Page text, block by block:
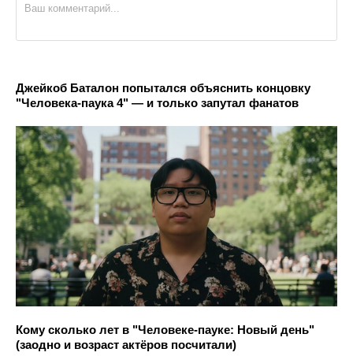
Джейкоб Баталон попытался объяснить концовку
"Человека-паука 4" — и только запутал фанатов
Кому сколько лет в "Человеке-пауке: Новый день"
(заодно и возраст актёров посчитали)